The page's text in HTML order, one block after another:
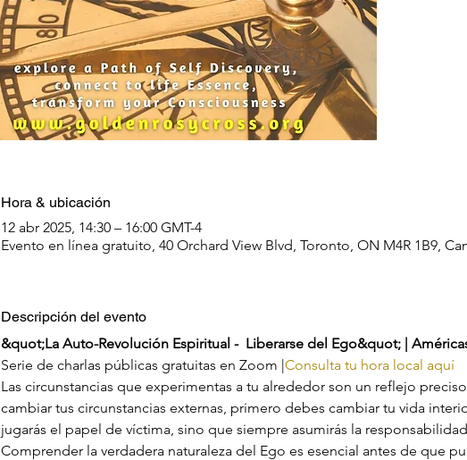
Hora & ubicación
12 abr 2025, 14:30 – 16:00 GMT-4
Evento en línea gratuito, 40 Orchard View Blvd, Toronto, ON M4R 1B9,
Descripción del evento
&quot;La Auto-Revolución Espiritual -  Liberarse del Ego&quot; |
Serie de charlas públicas gratuitas en Zoom |Consulta tu hora local aquí
Las circunstancias que experimentas a tu alrededor son un reflejo
cambiar tus circunstancias externas, primero debes cambiar tu vida
jugarás el papel de víctima, sino que siempre asumirás la
Comprender la verdadera naturaleza del Ego es esencial antes de que